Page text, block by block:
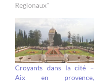
Regionaux"
Croyants dans la cité –
Aix en provence,